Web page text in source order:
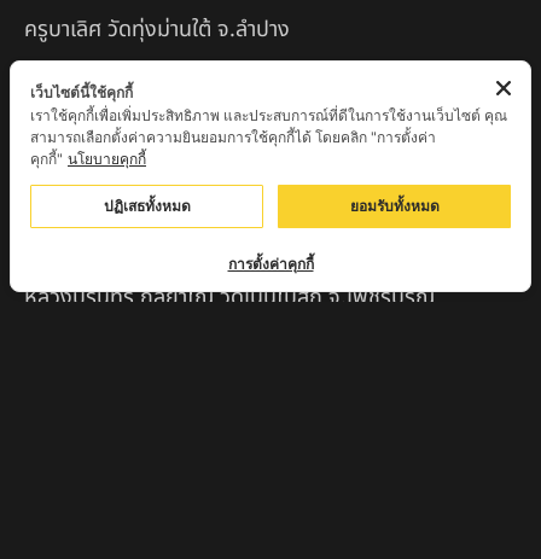
ครูบาเลิศ วัดทุ่งม่านใต้ จ.ลำปาง
หลวงปู่หนู นรินโท วัดวังท่าดี จ.เพชรบูรณ์
ครูบาทอง วัดก้อท่า จ.ลำพูน
ครูบาตุ๊เจ้าปู่หว่าหลิ่ง วิระทะโย วัดเวฬุวัน อ.เชียงดาว
จ.เชียงใหม่
ครูบาศรี สุจิตโต บ้านสบก๋ง จ.ลำปาง
หลวงปู่รินทร์ กลฺยาโณ วัดเนินโบสถ์ จ.เพชรบูรณ์
เว็บไซต์นี้ใช้คุกกี้
เราใช้คุกกี้เพื่อเพิ่มประสิทธิภาพ และประสบการณ์ที่ดีในการใช้งานเว็บไซต์ คุณ
สามารถเลือกตั้งค่าความยินยอมการใช้คุกกี้ได้ โดยคลิก "การตั้งค่า
คุกกี้" นโยบายคุกกี้
ปฏิเสธทั้งหมด ยอมรับทั้งหมด
การตั้งค่าคุกกี้